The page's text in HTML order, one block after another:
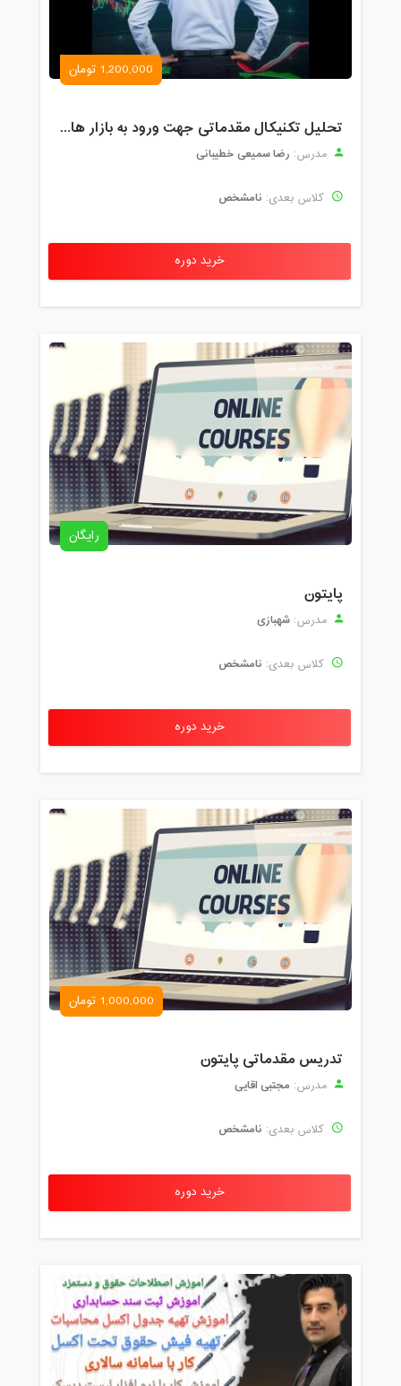
1,200,000 تومان
تحلیل تکنیکال مقدماتی جهت ورود به بازار های مالی (رمز ارز و فارکس )
مدرس: رضا سمیعی خطیبانی
کلاس بعدی: نامشخص
خرید دوره
رایگان
پایتون
مدرس: شهبازی
کلاس بعدی: نامشخص
خرید دوره
1,000,000 تومان
تدریس مقدماتی پایتون
مدرس: مجتبی اقایی
کلاس بعدی: نامشخص
خرید دوره